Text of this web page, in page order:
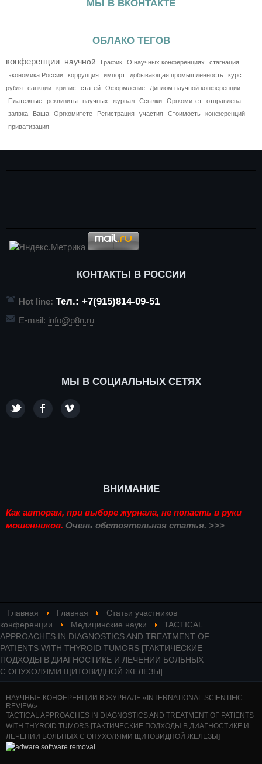
МЫ В ВКОНТАКТЕ
ОБЛАКО ТЕГОВ
конференции научной График О научных конференциях
стагнация
экономика России
коррупция импорт добывающая промышленность
курс
рубля
санкции кризис статей Оформление
Диплом научной конференции
Платежные
реквизиты научных журнал Ссылки Оргкомитет
отправлена
заявка
Ваша Оргкомитете Регистрация участия Стоимость
конференций
приватизация
КОНТАКТЫ В РОССИИ
Hot line: Тел.: +7(915)814-09-51
E-mail: info@p8n.ru
МЫ В СОЦИАЛЬНЫХ СЕТЯХ
ВНИМАНИЕ
Как авторам, при выборе журнала, не попасть в руки
мошенников. Очень обстоятельная статья. >>>
Главная Главная
Статьи участников
конференции
Медицинские науки
TACTICAL
APPROACHES IN DIAGNOSTICS AND TREATMENT OF
PATIENTS WITH THYROID TUMORS [ТАКТИЧЕСКИЕ
ПОДХОДЫ В ДИАГНОСТИКЕ И ЛЕЧЕНИИ БОЛЬНЫХ
С ОПУХОЛЯМИ ЩИТОВИДНОЙ ЖЕЛЕЗЫ]
НАУЧНЫЕ КОНФЕРЕНЦИИ В ЖУРНАЛЕ «INTERNATIONAL SCIENTIFIC
REVIEW»
TACTICAL APPROACHES IN DIAGNOSTICS AND TREATMENT OF PATIENTS
WITH THYROID TUMORS [ТАКТИЧЕСКИЕ ПОДХОДЫ В ДИАГНОСТИКЕ И
ЛЕЧЕНИИ БОЛЬНЫХ С ОПУХОЛЯМИ ЩИТОВИДНОЙ ЖЕЛЕЗЫ]